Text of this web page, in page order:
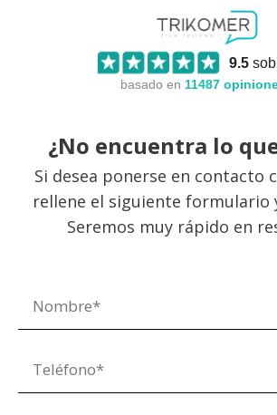
9.5
basado en 11487
¿No encuentra lo
Si desea ponerse en contacto
rellene el siguiente formulario
Seremos muy rápido en